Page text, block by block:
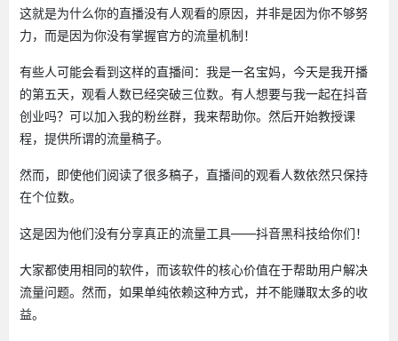
这就是为什么你的直播没有人观看的原因，并非是因为你不够努
力，而是因为你没有掌握官方的流量机制！
有些人可能会看到这样的直播间：我是一名宝妈，今天是我开播
的第五天，观看人数已经突破三位数。有人想要与我一起在抖音
创业吗？可以加入我的粉丝群，我来帮助你。然后开始教授课
程，提供所谓的流量稿子。
然而，即使他们阅读了很多稿子，直播间的观看人数依然只保持
在个位数。
这是因为他们没有分享真正的流量工具——抖音黑科技给你们！
大家都使用相同的软件，而该软件的核心价值在于帮助用户解决
流量问题。然而，如果单纯依赖这种方式，并不能赚取太多的收
益。